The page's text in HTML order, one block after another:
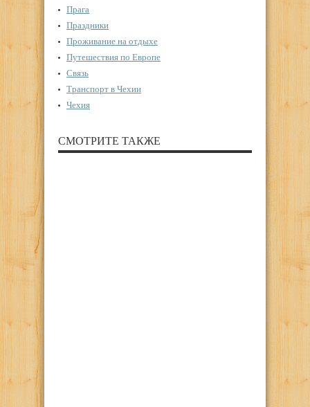
Прага
Праздники
Проживание на отдыхе
Путешествия по Европе
Связь
Транспорт в Чехии
Чехия
СМОТРИТЕ ТАКЖЕ